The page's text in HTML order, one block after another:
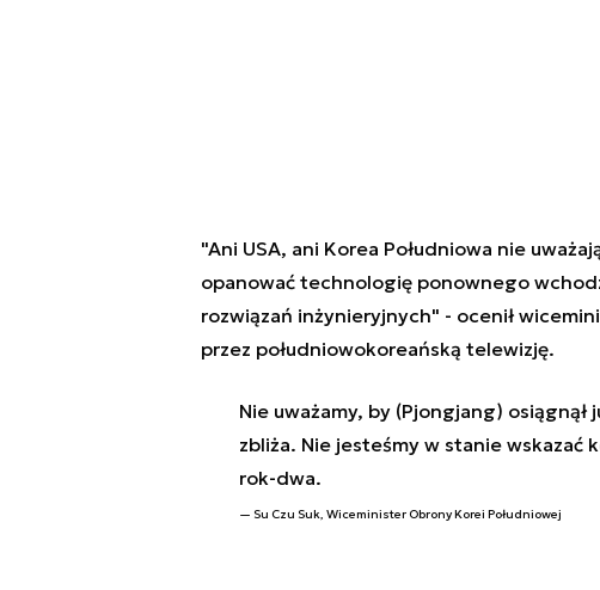
"Ani USA, ani Korea Południowa nie
opanować technologię ponownego
rozwiązań inżynieryjnych" - ocenił
przez południowokoreańską telewizję.
Nie uważamy, by (Pjongjang)
zbliża. Nie jesteśmy w stanie
rok-dwa.
Su Czu Suk, Wiceminister Obrony Korei Południowej